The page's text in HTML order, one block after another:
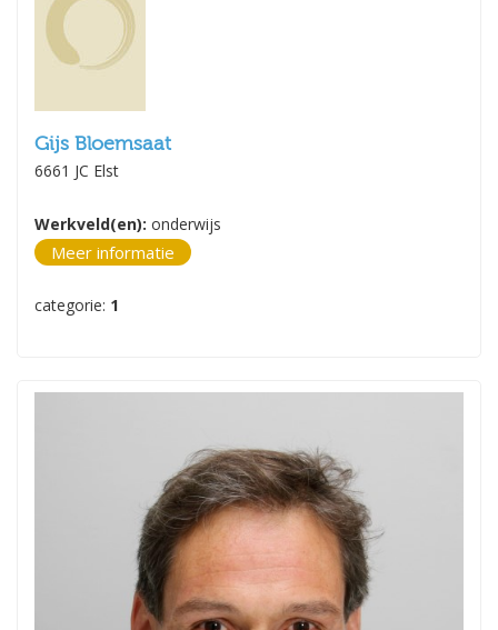
Gijs Bloemsaat
6661 JC Elst
Werkveld(en): onderwijs
Meer informatie
categorie: 1